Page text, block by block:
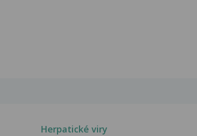
Herpatické viry